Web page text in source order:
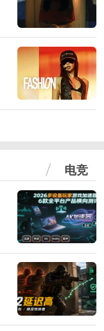
电竞